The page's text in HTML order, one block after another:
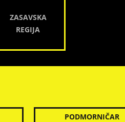
ZASAVSKA
REGIJA
PODMORNIČAR